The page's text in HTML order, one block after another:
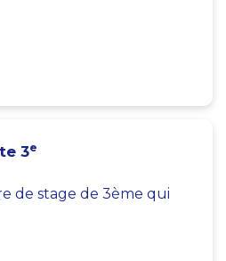
3e
de stage de 3ème qui